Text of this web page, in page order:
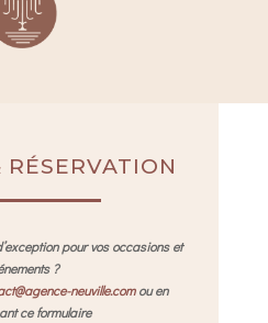
pour vos occasions et
?
neuville.comou en
ce formulaire